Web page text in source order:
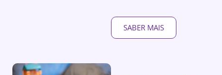
SABER MAIS